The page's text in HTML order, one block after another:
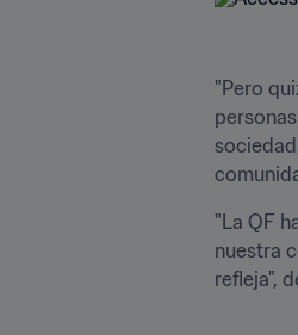
"Pero
"La QF
nuestra
refleja",